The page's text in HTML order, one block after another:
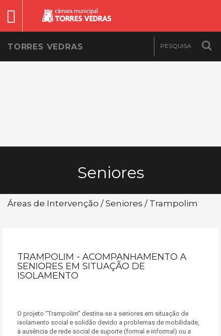
TORRES VEDRAS
Seniores
Áreas de Intervenção / Seniores / Trampolim
TRAMPOLIM - ACOMPANHAMENTO A
SENIORES EM SITUAÇÃO DE
ISOLAMENTO
O projeto “Trampolim” destina-se a seniores em situação de
isolamento social e solidão devido a problemas de mobilidade,
à ausência de rede social de suporte (formal e informal) ou a